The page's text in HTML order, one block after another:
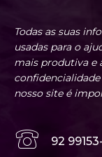
Todas as suas
usadas para o
mais produtiva e
nosso site é
92